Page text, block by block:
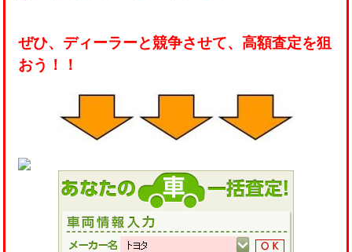
ぜひ、ディーラーと競争させて、高額査定を狙
おう！！